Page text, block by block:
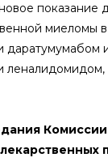
показание
миеломы
даратумумабом
леналидомидом,